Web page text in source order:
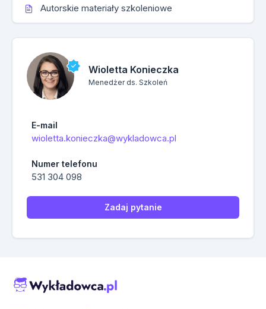
Autorskie materiały szkoleniowe
Wioletta Konieczka
Menedżer ds. Szkoleń
E-mail
wioletta.konieczka@wykladowca.pl
Numer telefonu
531 304 098
Zadaj pytanie